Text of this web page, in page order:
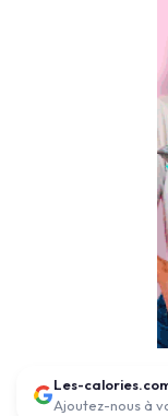
Les-
Ajoutez-nous à